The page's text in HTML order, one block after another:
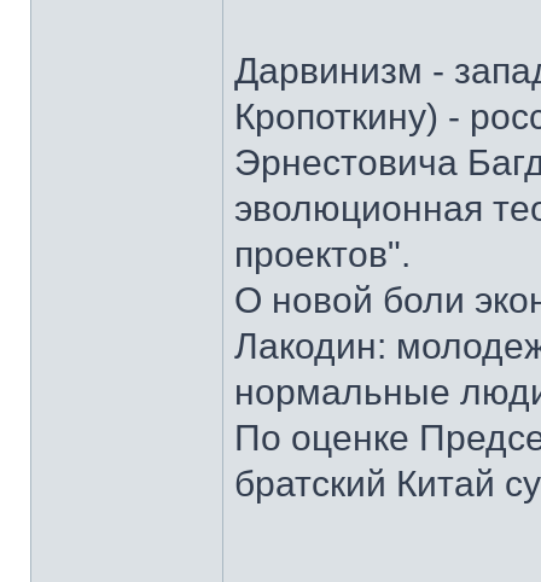
Дарвинизм -
Кропоткину) -
Эрнестовича
эволюционная
проектов".
О новой боли
Лакодин:
нормальные
По оценке
братский Китай